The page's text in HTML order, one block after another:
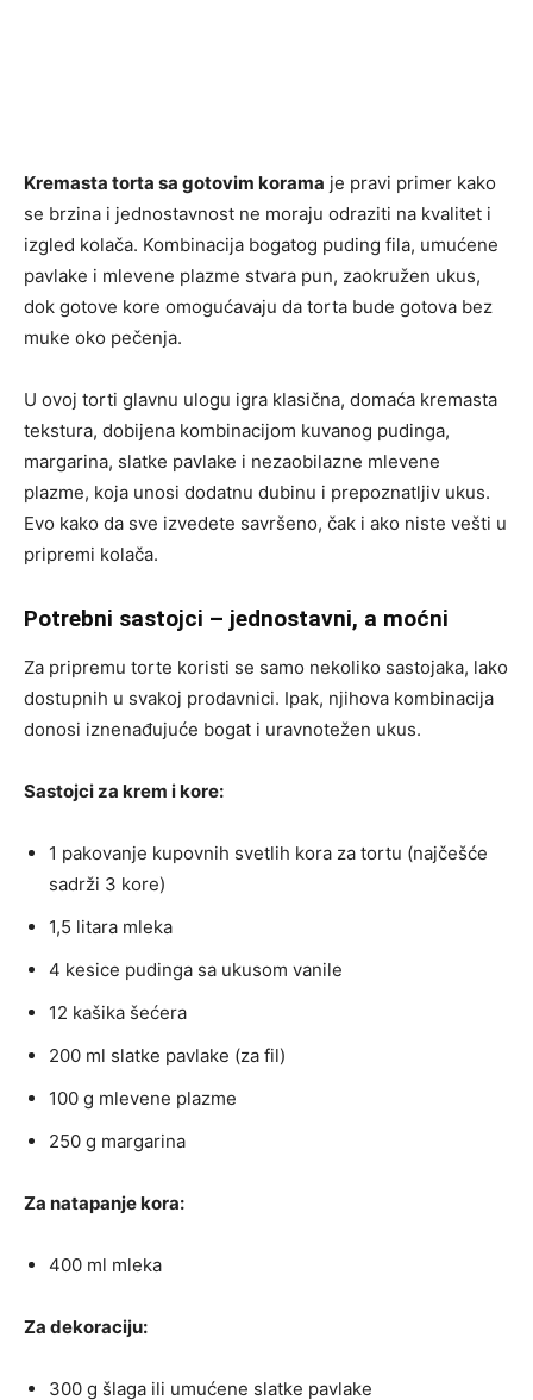
Kremasta torta sa gotovim korama je pravi primer kako
se brzina i jednostavnost ne moraju odraziti na kvalitet i
izgled kolača. Kombinacija bogatog puding fila, umućene
pavlake i mlevene plazme stvara pun, zaokružen ukus,
dok gotove kore omogućavaju da torta bude gotova bez
muke oko pečenja.
U ovoj torti glavnu ulogu igra klasična, domaća kremasta
tekstura, dobijena kombinacijom kuvanog pudinga,
margarina, slatke pavlake i nezaobilazne mlevene
plazme, koja unosi dodatnu dubinu i prepoznatljiv ukus.
Evo kako da sve izvedete savršeno, čak i ako niste vešti u
pripremi kolača.
Potrebni sastojci – jednostavni, a moćni
Za pripremu torte koristi se samo nekoliko sastojaka, lako
dostupnih u svakoj prodavnici. Ipak, njihova kombinacija
donosi iznenađujuće bogat i uravnotežen ukus.
Sastojci za krem i kore:
1 pakovanje kupovnih svetlih kora za tortu (najčešće
sadrži 3 kore)
1,5 litara mleka
4 kesice pudinga sa ukusom vanile
12 kašika šećera
200 ml slatke pavlake (za fil)
100 g mlevene plazme
250 g margarina
Za natapanje kora:
400 ml mleka
Za dekoraciju:
300 g šlaga ili umućene slatke pavlake